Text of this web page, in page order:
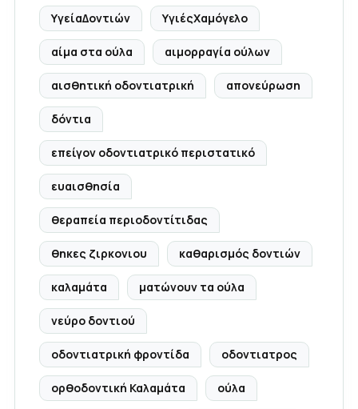
ΥγείαΔοντιών ΥγιέςΧαμόγελο
αίμα στα ούλα αιμορραγία ούλων
αισθητική οδοντιατρική απονεύρωση
δόντια
επείγον οδοντιατρικό περιστατικό
ευαισθησία
θεραπεία περιοδοντίτιδας
θηκες ζιρκονιου καθαρισμός δοντιών
καλαμάτα ματώνουν τα ούλα
νεύρο δοντιού
οδοντιατρική φροντίδα οδοντιατρος
ορθοδοντική Καλαμάτα ούλα